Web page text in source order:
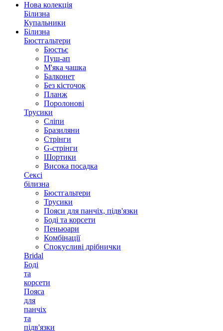
Нова колекція
Білизна
Купальники
Білизна
Бюстгальтери
Бюстьє
Пуш-ап
М'яка чашка
Балконет
Без кісточок
Планж
Поролонові
Трусики
Сліпи
Бразиляни
Стрінги
G-стрінги
Шортики
Висока посадка
Сексі
білизна
Бюстгальтери
Трусики
Пояси для панчіх, підв'язки
Боді та корсети
Пеньюари
Комбінації
Спокусливі дрібнички
Bridal
Боді
та
корсети
Пояса
для
панчіх
та
підв'язки